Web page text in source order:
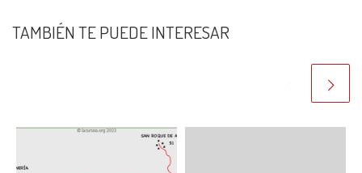
TAMBIÉN TE PUEDE INTERESAR